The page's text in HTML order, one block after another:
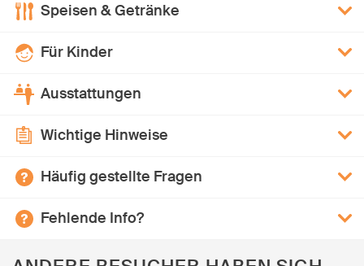
Speisen & Getränke
Für Kinder
Ausstattungen
Wichtige Hinweise
Häufig gestellte Fragen
Fehlende Info?